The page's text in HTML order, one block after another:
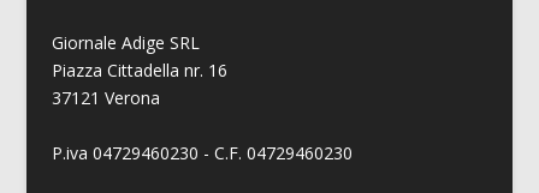
Giornale Adige SRL
Piazza Cittadella nr. 16
37121 Verona
P.iva 04729460230 - C.F. 04729460230